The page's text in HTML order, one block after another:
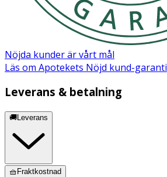
Nöjda kunder är vårt mål
Läs om Apotekets Nöjd kund-garanti
Leverans & betalning
🚚Leverans
🧺Fraktkostnad